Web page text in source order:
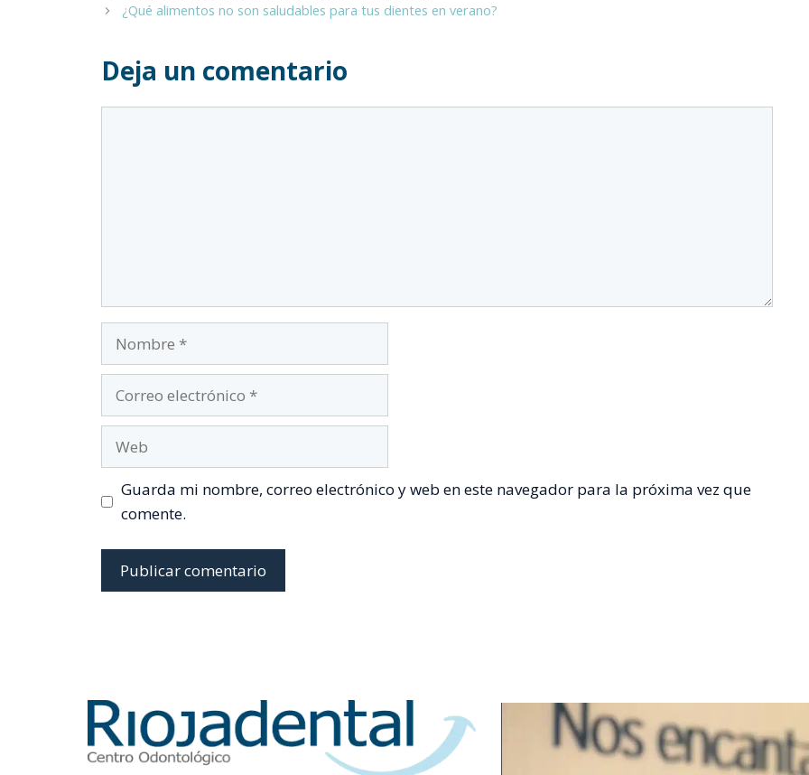
¿Qué alimentos no son saludables para tus dientes en verano?
Deja un comentario
Nombre
Correo
Web
Guarda mi nombre, correo electrónico y web en este navegador para la próxima vez que
comente.